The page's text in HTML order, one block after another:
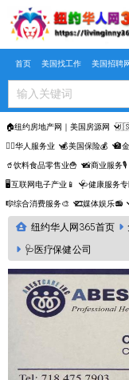
Skip to main content
首页 美国找工作 美国招聘网
🏠纽约房地产网｜美国房源网 🇺🇸
🤵‍♀️华人服务业 💰美国保险💰 🏦
🥤饮料食品零售业🍟 📸商业服务🎙️
🖥️互联网电子产业📱 🩺健康服务专
🎼综合消费服务🎨 🎞️媒体娱乐📻
纽约华人网365首页
🩺医疗保健公司